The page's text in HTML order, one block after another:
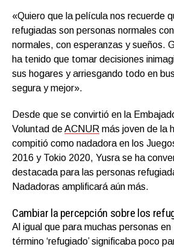
«Quiero que la película nos recuerde
refugiadas son personas normales
normales, con esperanzas y sueños.
ha tenido que tomar decisiones
sus hogares y arriesgando todo en
segura y mejor».
Desde que se convirtió en la
Voluntad deACNUR más joven de la
compitió como nadadora en los
2016 y Tokio 2020, Yusra se ha
destacada para las personas
Nadadoras amplificará aún más.
Cambiar la percepción sobre los
Al igual que para muchas personas en
término ‘refugiado’ significaba poco